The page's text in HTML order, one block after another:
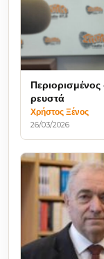
ρευστά
Χρήστος Ξένος
26/03/2026